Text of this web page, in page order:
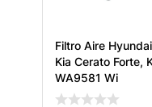
Filtro Aire
Kia Cerato Forte,
WA9581 Wi